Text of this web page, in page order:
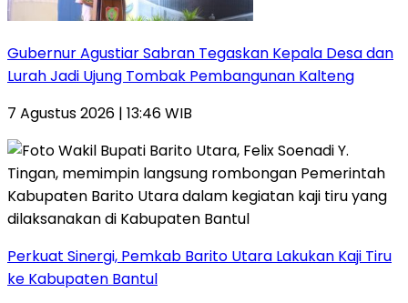
Gubernur Agustiar Sabran Tegaskan Kepala Desa dan
Lurah Jadi Ujung Tombak Pembangunan Kalteng
7 Agustus 2026 | 13:46 WIB
Perkuat Sinergi, Pemkab Barito Utara Lakukan Kaji Tiru
ke Kabupaten Bantul